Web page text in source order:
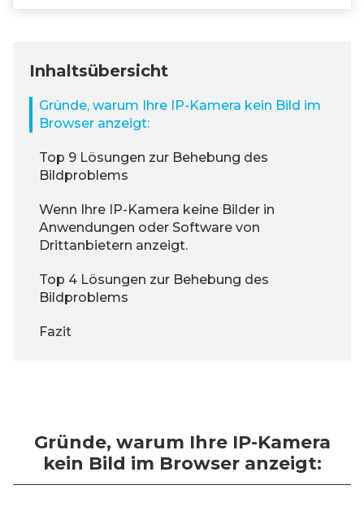
Inhaltsübersicht
Gründe, warum Ihre IP-Kamera kein Bild im
Browser anzeigt:
Top 9 Lösungen zur Behebung des
Bildproblems
Wenn Ihre IP-Kamera keine Bilder in
Anwendungen oder Software von
Drittanbietern anzeigt.
Top 4 Lösungen zur Behebung des
Bildproblems
Fazit
Gründe, warum Ihre IP-Kamera
kein Bild im Browser anzeigt: